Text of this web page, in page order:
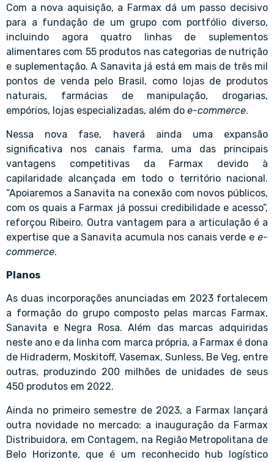
Com a nova aquisição, a Farmax dá um passo decisivo
para a fundação de um grupo com portfólio diverso,
incluindo agora quatro linhas de suplementos
alimentares com 55 produtos nas categorias de nutrição
e suplementação. A Sanavita já está em mais de três mil
pontos de venda pelo Brasil, como lojas de produtos
naturais, farmácias de manipulação, drogarias,
empórios, lojas especializadas, além do e-commerce.
Nessa nova fase, haverá ainda uma expansão
significativa nos canais farma, uma das principais
vantagens competitivas da Farmax devido à
capilaridade alcançada em todo o território nacional.
“Apoiaremos a Sanavita na conexão com novos públicos,
com os quais a Farmax já possui credibilidade e acesso”,
reforçou Ribeiro. Outra vantagem para a articulação é a
expertise que a Sanavita acumula nos canais verde e e-
commerce.
Planos
As duas incorporações anunciadas em 2023 fortalecem
a formação do grupo composto pelas marcas Farmax,
Sanavita e Negra Rosa. Além das marcas adquiridas
neste ano e da linha com marca própria, a Farmax é dona
de Hidraderm, Moskitoff, Vasemax, Sunless, Be Veg, entre
outras, produzindo 200 milhões de unidades de seus
450 produtos em 2022.
Ainda no primeiro semestre de 2023, a Farmax lançará
outra novidade no mercado: a inauguração da Farmax
Distribuidora, em Contagem, na Região Metropolitana de
Belo Horizonte, que é um reconhecido hub logístico